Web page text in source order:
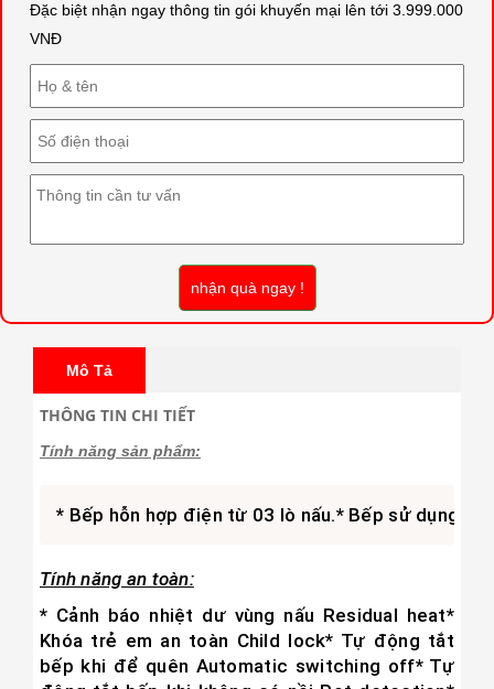
Đặc biệt nhận ngay thông tin gói khuyến mại lên tới 3.999.000
VNĐ
nhận quà ngay !
Mô Tả
THÔNG TIN CHI TIẾT
Tính năng sản phẩm:
* Bếp hỗn hợp điện từ 03 lò nấu.* Bếp sử dụng
Tính năng an toàn:
* Cảnh báo nhiệt dư vùng nấu Residual heat*
Khóa trẻ em an toàn Child lock* Tự động tắt
bếp khi để quên Automatic switching off* Tự